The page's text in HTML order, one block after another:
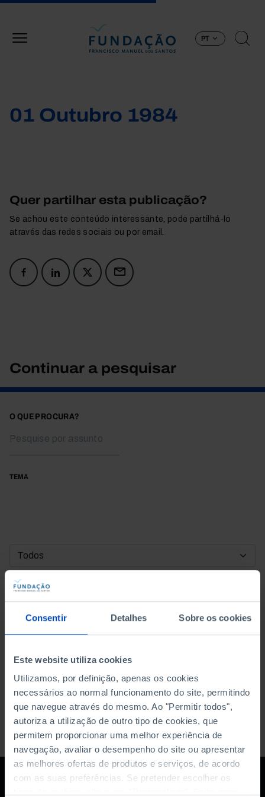
Consentir Detalhes Sobre os cookies
Este website utiliza cookies
Utilizamos, por definição, apenas os cookies
necessários ao normal funcionamento do site, permitindo
que navegue através do mesmo. Ao "Permitir todos",
autoriza a utilização de outro tipo de cookies, que
permitem proporcionar uma melhor experiência de
navegação, avaliar o desempenho do site ou apresentar
as melhores ofertas de produtos e serviços, de acordo
com as suas preferências. Se pretender escolher os
PT
01 Outubro 1984
Quer partilhar esta publicação?
Se achou este conteúdo interessante, pode partilhá-lo
através das redes sociais ou por email.
Continuar a pesquisar
O QUE PROCURA?
TEMA
DATA DE INÍCIO
DATA DE FIM